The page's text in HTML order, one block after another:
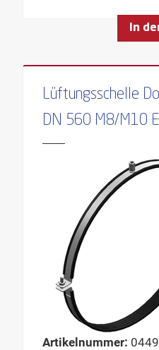
In
Lüftungsschelle
DN 560 M8/M10
Artikelnummer: